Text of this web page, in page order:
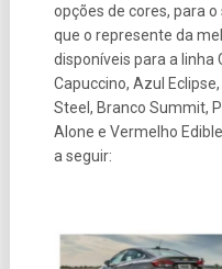
opções de cores, para
que o represente da
disponíveis para a linha
Capuccino, Azul
Steel, Branco Summit,
Alone e Vermelho
a seguir: